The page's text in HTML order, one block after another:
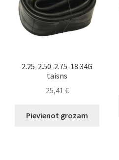
2.25-2.50-2.75-18 34G
taisns
25,41 €
Pievienot grozam